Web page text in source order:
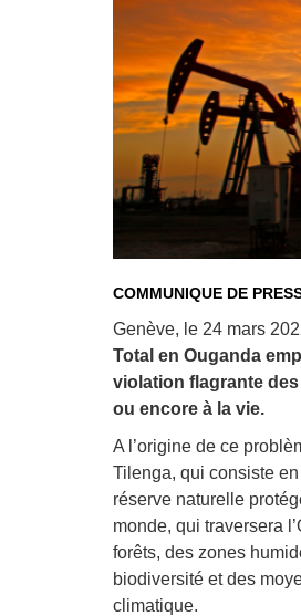
COMMUNIQUE DE
Genève, le 24 mars
Total en Ouganda
violation flagrante
ou encore à la vie.
A l’origine de ce
Tilenga, qui consiste
réserve naturelle
monde, qui traversera
forêts, des zones
biodiversité et des
climatique.